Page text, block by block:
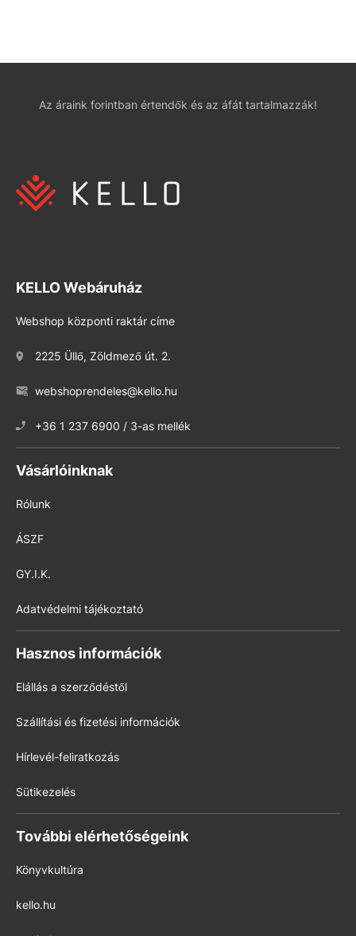
Az áraink forintban értendők és az áfát tartalmazzák!
KELLO Webáruház
Webshop központi raktár címe
2225 Üllő, Zöldmező út. 2.
webshoprendeles@kello.hu
+36 1 237 6900 / 3-as mellék
Vásárlóinknak
Rólunk
ÁSZF
GY.I.K.
Adatvédelmi tájékoztató
Hasznos információk
Elállás a szerződéstől
Szállítási és fizetési információk
Hírlevél-feliratkozás
Sütikezelés
További elérhetőségeink
Könyvkultúra
kello.hu